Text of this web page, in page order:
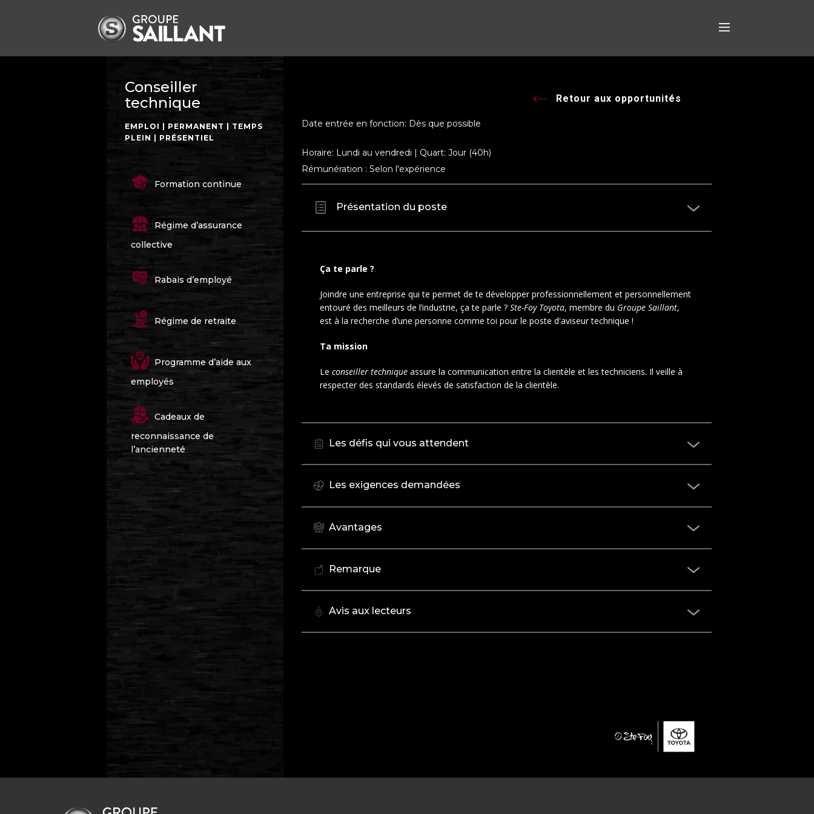
Conseiller
technique
EMPLOI | PERMANENT | TEMPS
PLEIN | PRÉSENTIEL
Formation continue
Régime d’assurance
collective
Rabais d’employé
Régime de retraite
Programme d’aide aux
employés
Cadeaux de
reconnaissance de
l’ancienneté
Retour aux opportunités
Date entrée en fonction: Dès que possible
Horaire: Lundi au vendredi | Quart: Jour (40h)
Rémunération : Selon l'expérience
Présentation du poste
Ça te parle ?
Joindre une entreprise qui te permet de te développer professionnellement et personnellement
entouré des meilleurs de l’industrie, ça te parle ? Ste-Foy Toyota, membre du Groupe Saillant,
est à la recherche d’une personne comme toi pour le poste d'aviseur technique !
Ta mission
Le conseiller techniqueassure la communication entre la clientèle et les techniciens. Il veille à
respecter des standards élevés de satisfaction de la clientèle.
Les défis qui vous attendent
Les exigences demandées
Avantages
Remarque
Avis aux lecteurs